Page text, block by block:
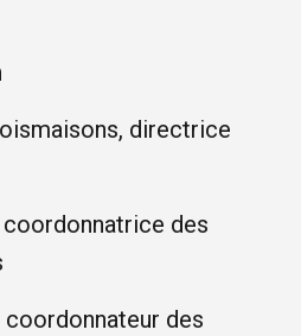
directrice
des
coordonnateur des